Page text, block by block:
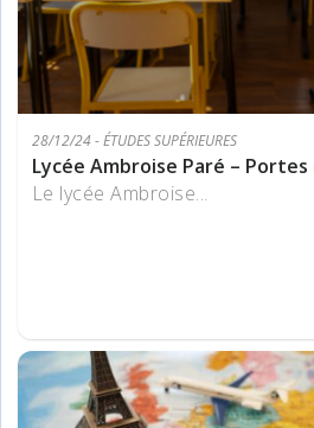
28/12/24 - ÉTUDES SUPÉRIEURES
Lycée Ambroise Paré –
Le lycée Ambroise...